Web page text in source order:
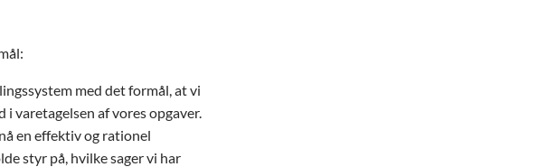
med det formål, at vi
i varetagelsen af vores opgaver.
en effektiv og rationel
styr på, hvilke sager vi har